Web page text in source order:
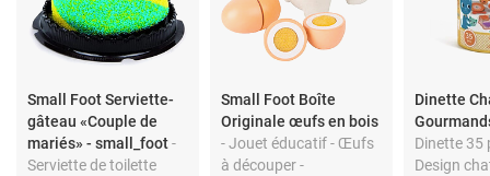
Small Foot Serviette-
gâteau «Couple de
mariés» - small_foot-
Serviette de toilette
Small Foot Boîte
Originale œufs en bois
- Jouet éducatif - Œufs
à découper -
Dinette
Dinette 35
Design